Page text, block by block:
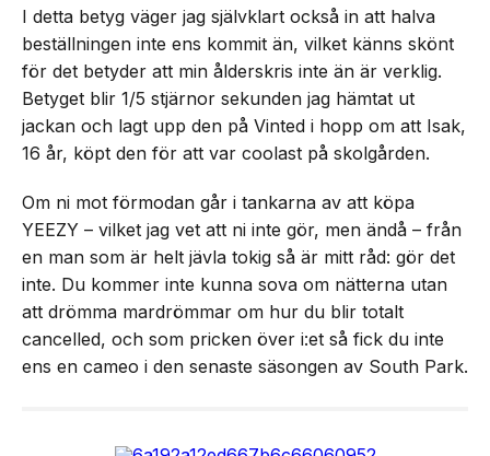
I detta betyg väger jag självklart också in att halva
beställningen inte ens kommit än, vilket känns skönt
för det betyder att min ålderskris inte än är verklig.
Betyget blir 1/5 stjärnor sekunden jag hämtat ut
jackan och lagt upp den på Vinted i hopp om att Isak,
16 år, köpt den för att var coolast på skolgården.
Om ni mot förmodan går i tankarna av att köpa
YEEZY – vilket jag vet att ni inte gör, men ändå – från
en man som är helt jävla tokig så är mitt råd: gör det
inte. Du kommer inte kunna sova om nätterna utan
att drömma mardrömmar om hur du blir totalt
cancelled, och som pricken över i:et så fick du inte
ens en cameo i den senaste säsongen av South Park.